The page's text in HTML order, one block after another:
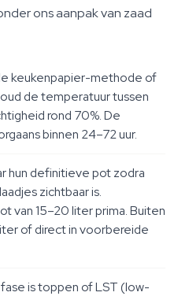
ons aanpak van zaad
keukenpapier-methode of
de temperatuur tussen
rond 70%. De
binnen 24–72 uur.
hun definitieve pot zodra
zichtbaar is.
van 15–20 liter prima. Buiten
of direct in voorbereide
is toppen of LST (low-